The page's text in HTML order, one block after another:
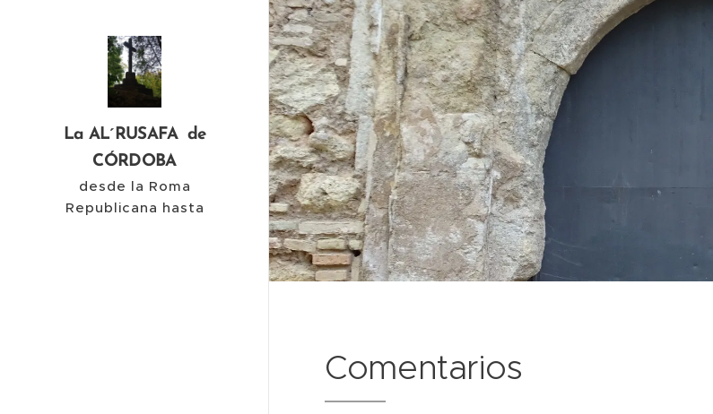
La AL´RUSAFA de
CÓRDOBA
desde la Roma
Republicana hasta
Comentarios